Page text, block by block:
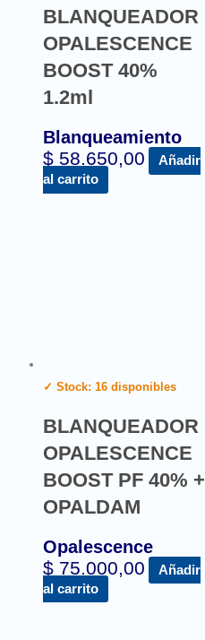
BLANQUEADOR
OPALESCENCE
BOOST 40%
1.2ml
Blanqueamiento
$ 58.650,00
Añadir
al carrito
✓ Stock: 16 disponibles
BLANQUEADOR
OPALESCENCE
BOOST PF 40% +
OPALDAM
Opalescence
$ 75.000,00
Añadir
al carrito